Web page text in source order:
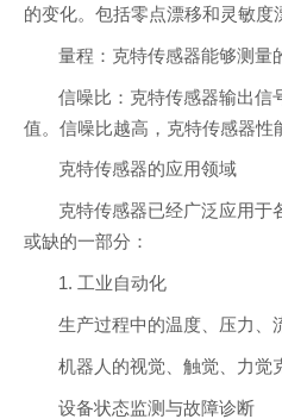
的变化。包括零点漂移和灵敏度
量程：克特传感器能够测量
信噪比：克特传感器输出信
值。信噪比越高，克特传感器性
克特传感器的应用领域
克特传感器已经广泛应用于
或缺的一部分：
1. 工业自动化
生产过程中的温度、压力、
机器人的视觉、触觉、力觉
设备状态监测与故障诊断